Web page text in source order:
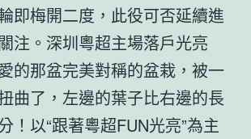
即梅開二度，此役可否延續進
注。深圳粵超主場落戶光亮
的那盆完美對稱的盆栽，被一
曲了，左邊的葉子比右邊的長
！以“跟著粵超FUN光亮”為主